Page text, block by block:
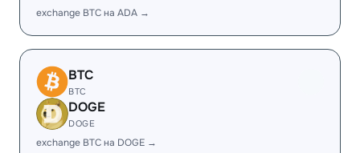
exchange BTC на ADA →
BTC
BTC
DOGE
DOGE
exchange BTC на DOGE →